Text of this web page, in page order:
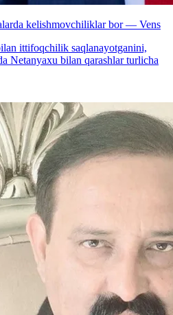
kelishmovchiliklar bor — Vens
ittifoqchilik saqlanayotganini,
Netanyaxu bilan qarashlar turlicha